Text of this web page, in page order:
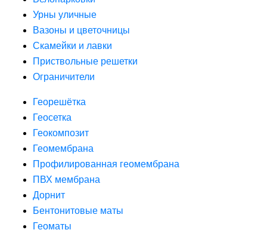
Урны уличные
Вазоны и цветочницы
Скамейки и лавки
Приствольные решетки
Ограничители
Георешётка
Геосетка
Геокомпозит
Геомембрана
Профилированная геомембрана
ПВХ мембрана
Дорнит
Бентонитовые маты
Геоматы